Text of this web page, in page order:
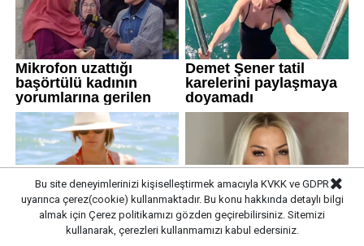
Bu site deneyimlerinizi kişiselleştirmek amacıyla KVKK ve GDPR
uyarınca çerez(cookie) kullanmaktadır. Bu konu hakkında detaylı bilgi
almak için Çerez politikamızı gözden geçirebilirsiniz. Sitemizi
kullanarak, çerezleri kullanmamızı kabul edersiniz.